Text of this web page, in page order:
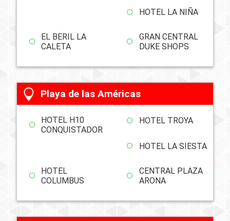
HOTEL LA NIÑA
EL BERIL LA
CALETA
GRAN CENTRAL
DUKE SHOPS
Playa de las Américas
HOTEL H10
CONQUISTADOR
HOTEL TROYA
HOTEL LA SIESTA
HOTEL
COLUMBUS
CENTRAL PLAZA
ARONA